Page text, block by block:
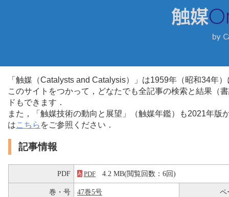
「触媒（Catalysts and Catalysis）」は1959年（昭和34年
このサイトをつかって，どなたでも全記事の検索と結果（
ドもできます．
また，「触媒技術の動向と展望」（触媒年鑑）も2021年
はこちら をご参照ください．
記事情報
PDF PDF 4.2 MB(閲覧回数：6回)
巻・号 47巻5号 ペ